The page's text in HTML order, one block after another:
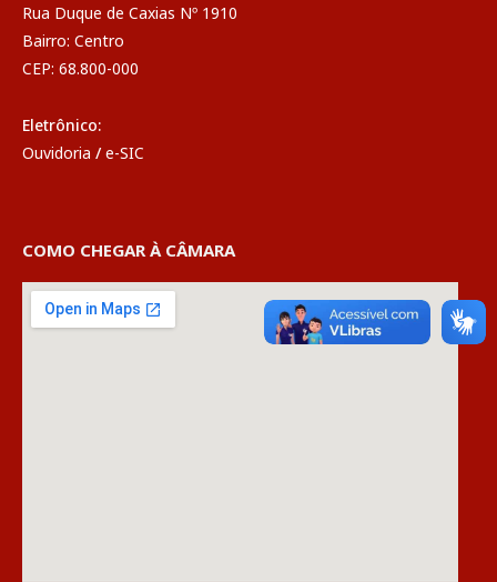
Rua Duque de Caxias Nº 1910
Bairro: Centro
CEP: 68.800-000
Eletrônico:
Ouvidoria / e-SIC
COMO CHEGAR À CÂMARA